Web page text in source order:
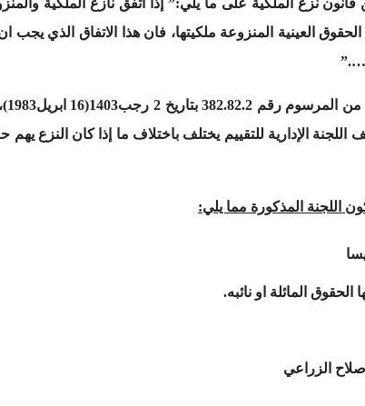
العينية المنزوعة ملكيتها، فان هذا الاتفاق الذي
….”
اللجنة الإدارية للتقييم يختلف باختلاف ما إذا كان النزع
اللجنة المذكورة مما يلي:
المائلة او نائبه.
الزراعي